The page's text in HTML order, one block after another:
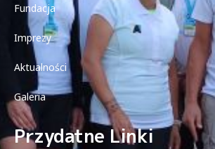
Fundacja
Imprezy
Aktualności
Galeria
Przydatne Linki